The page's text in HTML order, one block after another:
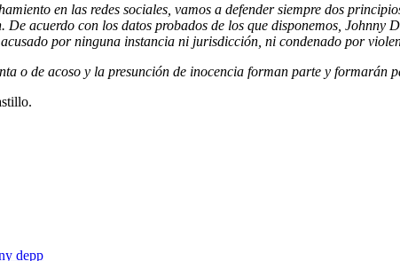
en las redes sociales, vamos a defender siempre dos
De acuerdo con los datos probados de los que disponemos,
por ninguna instancia ni jurisdicción, ni condenado por
o de acoso y la presunción de inocencia forman parte y formarán
depp